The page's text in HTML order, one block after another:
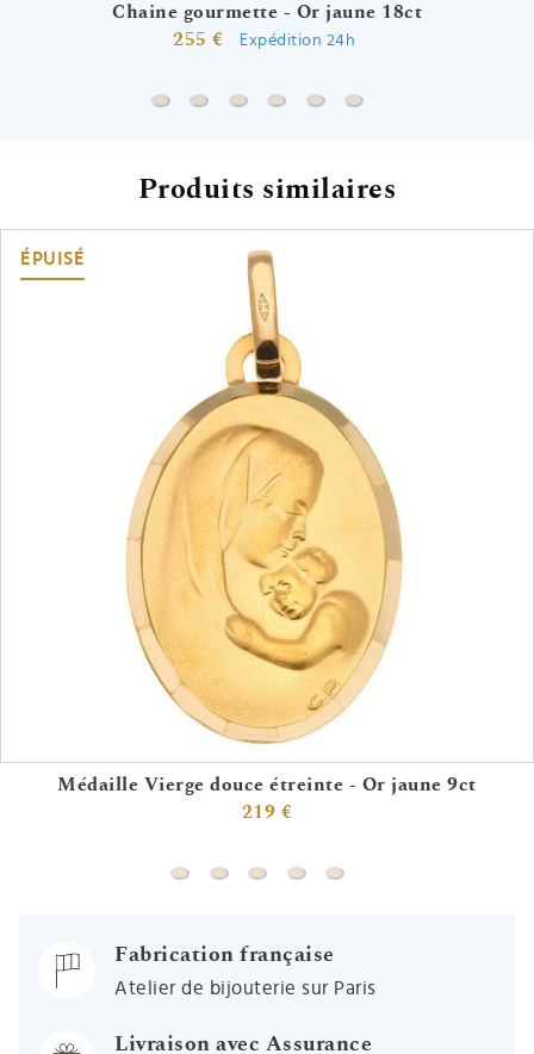
Chaine gourmette - Or jaune 18ct
255 €
Expédition 24h
Produits similaires
Médaille Vierge douce étreinte - Or jaune 9ct
219 €
ÉPUISÉ
Fabrication française
Atelier de bijouterie sur Paris
Livraison avec Assurance